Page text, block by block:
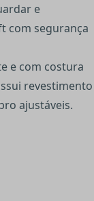
e
com segurança
e com costura
revestimento
ajustáveis.